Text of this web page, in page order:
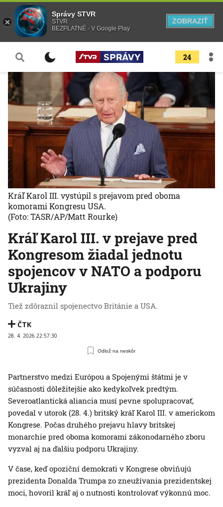
24
Kráľ Karol III. v prejave pred
Kongresom žiadal jednotu
spojencov v NATO a podporu
Ukrajiny
Tiež zdôraznil spojenectvo Británie a USA.
ČTK
28. 4. 2026 22:57:30
Odlož na neskôr
Kráľ Karol III. vystúpil s prejavom pred oboma
komorami Kongresu USA.
(Foto: TASR/AP/Matt Rourke)
Partnerstvo medzi Európou a Spojenými štátmi je v
súčasnosti dôležitejšie ako kedykoľvek predtým.
Severoatlantická aliancia musí pevne spolupracovať,
povedal v utorok (28. 4.) britský kráľ Karol III. v americkom
Kongrese. Počas druhého prejavu hlavy britskej
monarchie pred oboma komorami zákonodarného zboru
vyzval aj na ďalšiu podporu Ukrajiny.
V čase, keď opoziční demokrati v Kongrese obviňujú
prezidenta Donalda Trumpa zo zneužívania prezidentskej
moci, hovoril kráľ aj o nutnosti kontrolovať výkonnú moc.
Správy STVR
STVR
BEZPLATNÉ - V Google Play
ZOBRAZIŤ